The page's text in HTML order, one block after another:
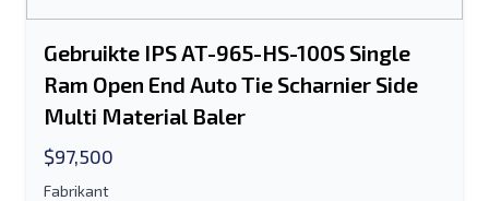
Gebruikte IPS AT-965-HS-100S Single
Ram Open End Auto Tie Scharnier Side
Multi Material Baler
$97,500
Fabrikant